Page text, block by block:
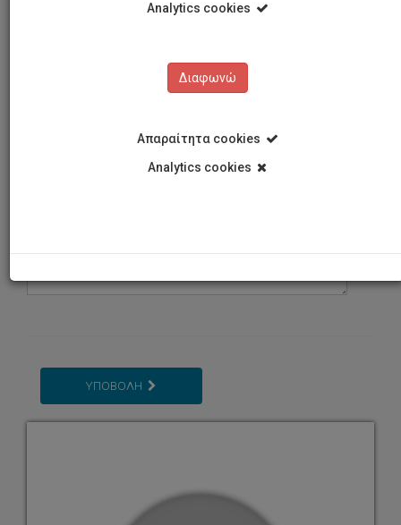
Επικοινωνία
ΥΠΟΒΟΛΗ
Analytics cookies
Διαφωνώ
Απαραίτητα cookies
Analytics cookies